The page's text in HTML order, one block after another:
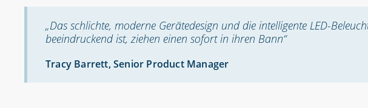
„Das schlichte, moderne Gerätedesign und die intelligente LED-
beeindruckend ist, ziehen einen sofort in ihren Bann“
Tracy Barrett, Senior Product Manager